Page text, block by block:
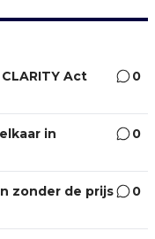
Act
0
in
0
zonder de prijs
0